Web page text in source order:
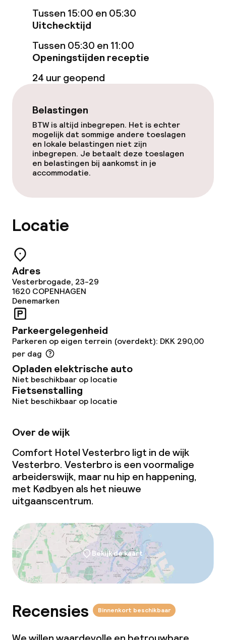
Gratis wifi
Eet- en drinkgelegenheden
Bar
Eet- en drinkdiensten
Ontbijtbuffet
Schoonmaakvoorzieningen
Zakelijke faciliteiten
Beleid
Overal rookvrij
Tussen 15:00 en 05:30
Uitchecktijd
Tussen 05:30 en 11:00
Openingstijden receptie
24 uur geopend
Belastingen
BTW is altijd inbegrepen. Het is echter
mogelijk dat sommige andere toeslagen
en lokale belastingen niet zijn
inbegrepen. Je betaalt deze toeslagen
en belastingen bij aankomst in je
accommodatie.
Locatie
Adres
Vesterbrogade, 23-29
1620 COPENHAGEN
Denemarken
Parkeergelegenheid
Parkeren op eigen terrein (overdekt): DKK 290,00
per dag
Opladen elektrische auto
Niet beschikbaar op locatie
Fietsenstalling
Niet beschikbaar op locatie
Over de wijk
Comfort Hotel Vesterbro ligt in de wijk
Vesterbro. Vesterbro is een voormalige
arbeiderswijk, maar nu hip en happening,
met Kødbyen als het nieuwe
uitgaanscentrum.
Bekijk de kaart
Recensies Binnenkort beschikbaar